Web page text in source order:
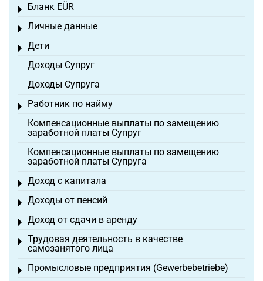
Бланк EÜR
Toggle menu
Личные данные
Toggle menu
Дети
Toggle menu
Доходы Супруг
Доходы Супруга
Работник по найму
Toggle menu
Компенсационные выплаты по замещению
заработной платы Супруг
Компенсационные выплаты по замещению
заработной платы Супруга
Доход с капитала
Toggle menu
Доходы от пенсий
Toggle menu
Доход от сдачи в аренду
Toggle menu
Трудовая деятельность в качестве
самозанятого лица
Toggle menu
Промысловые предприятия (Gewerbebetriebe)
Toggle menu